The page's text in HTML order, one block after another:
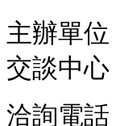
主辦單位
交談中心
洽詢電話